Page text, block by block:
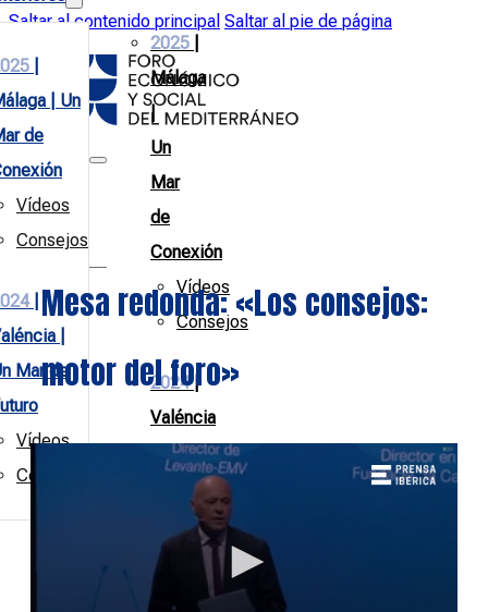
Saltar al contenido principal Saltar al pie de página
| Un
de
Vídeos
Consejos
|
|
Mar de
Vídeos
Consejos
2025
Málaga
|
Un
Mar
de
Conexión
Vídeos
Consejos
2024|
Valéncia
de
Futuro
Mesa redonda: «Los consejos:
motor del foro»